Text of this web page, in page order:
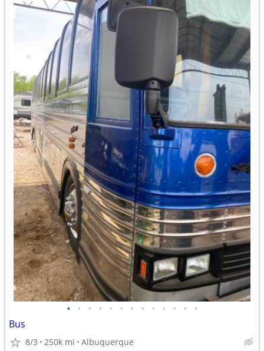
• • • • • • • • • • • • •
Bus
8/3 250k mi Albuquerque